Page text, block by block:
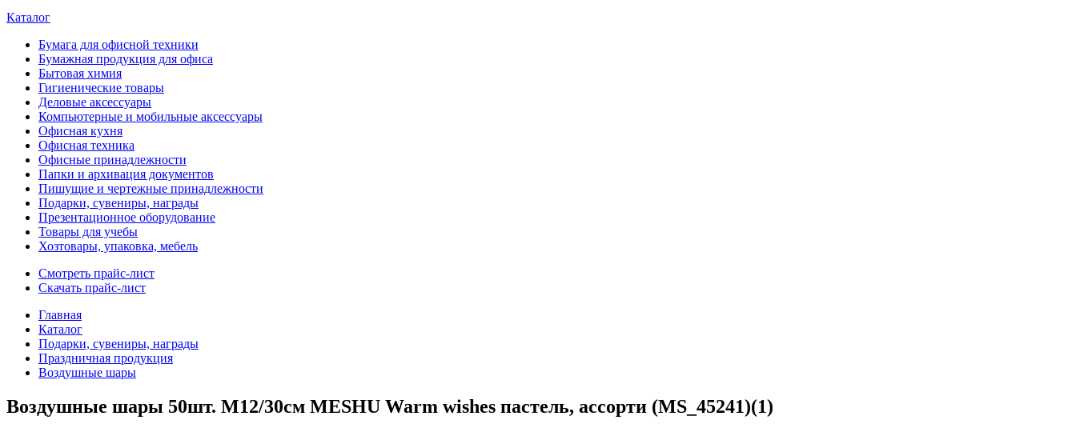
Каталог
Бумага для офисной техники
Бумажная продукция для офиса
Бытовая химия
Гигиенические товары
Деловые аксессуары
Компьютерные и мобильные аксессуары
Офисная кухня
Офисная техника
Офисные принадлежности
Папки и архивация документов
Пишущие и чертежные принадлежности
Подарки, сувениры, награды
Презентационное оборудование
Товары для учебы
Хозтовары, упаковка, мебель
Смотреть прайс-лист
Скачать прайс-лист
Главная
Каталог
Подарки, сувениры, награды
Праздничная продукция
Воздушные шары
Воздушные шары 50шт. М12/30см MESHU Warm wishes пастель, ассорти (MS_45241)(1)